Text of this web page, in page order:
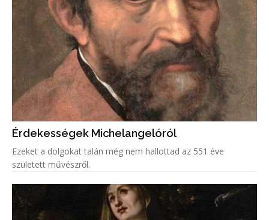
Érdekességek Michelangelóról
Ezeket a dolgokat talán még nem hallottad az 551 éve
született művészről.